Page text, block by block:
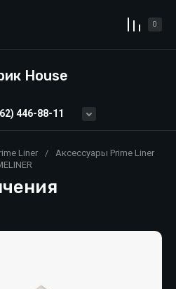
0
House
446-88-11
Liner /
Аксессуары Prime Liner